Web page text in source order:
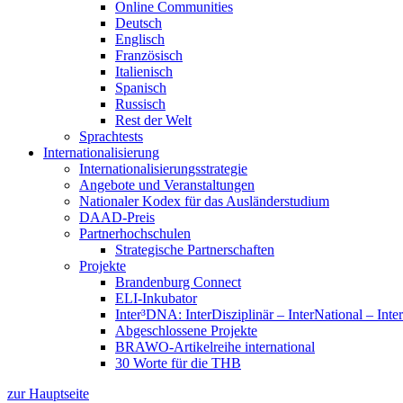
Online Communities
Deutsch
Englisch
Französisch
Italienisch
Spanisch
Russisch
Rest der Welt
Sprachtests
Internationalisierung
Internationalisierungsstrategie
Angebote und Veranstaltungen
Nationaler Kodex für das Ausländerstudium
DAAD-Preis
Partnerhochschulen
Strategische Partnerschaften
Projekte
Brandenburg Connect
ELI-Inkubator
Inter³DNA: InterDisziplinär – InterNational –
Abgeschlossene Projekte
BRAWO-Artikelreihe international
30 Worte für die THB
zur Hauptseite